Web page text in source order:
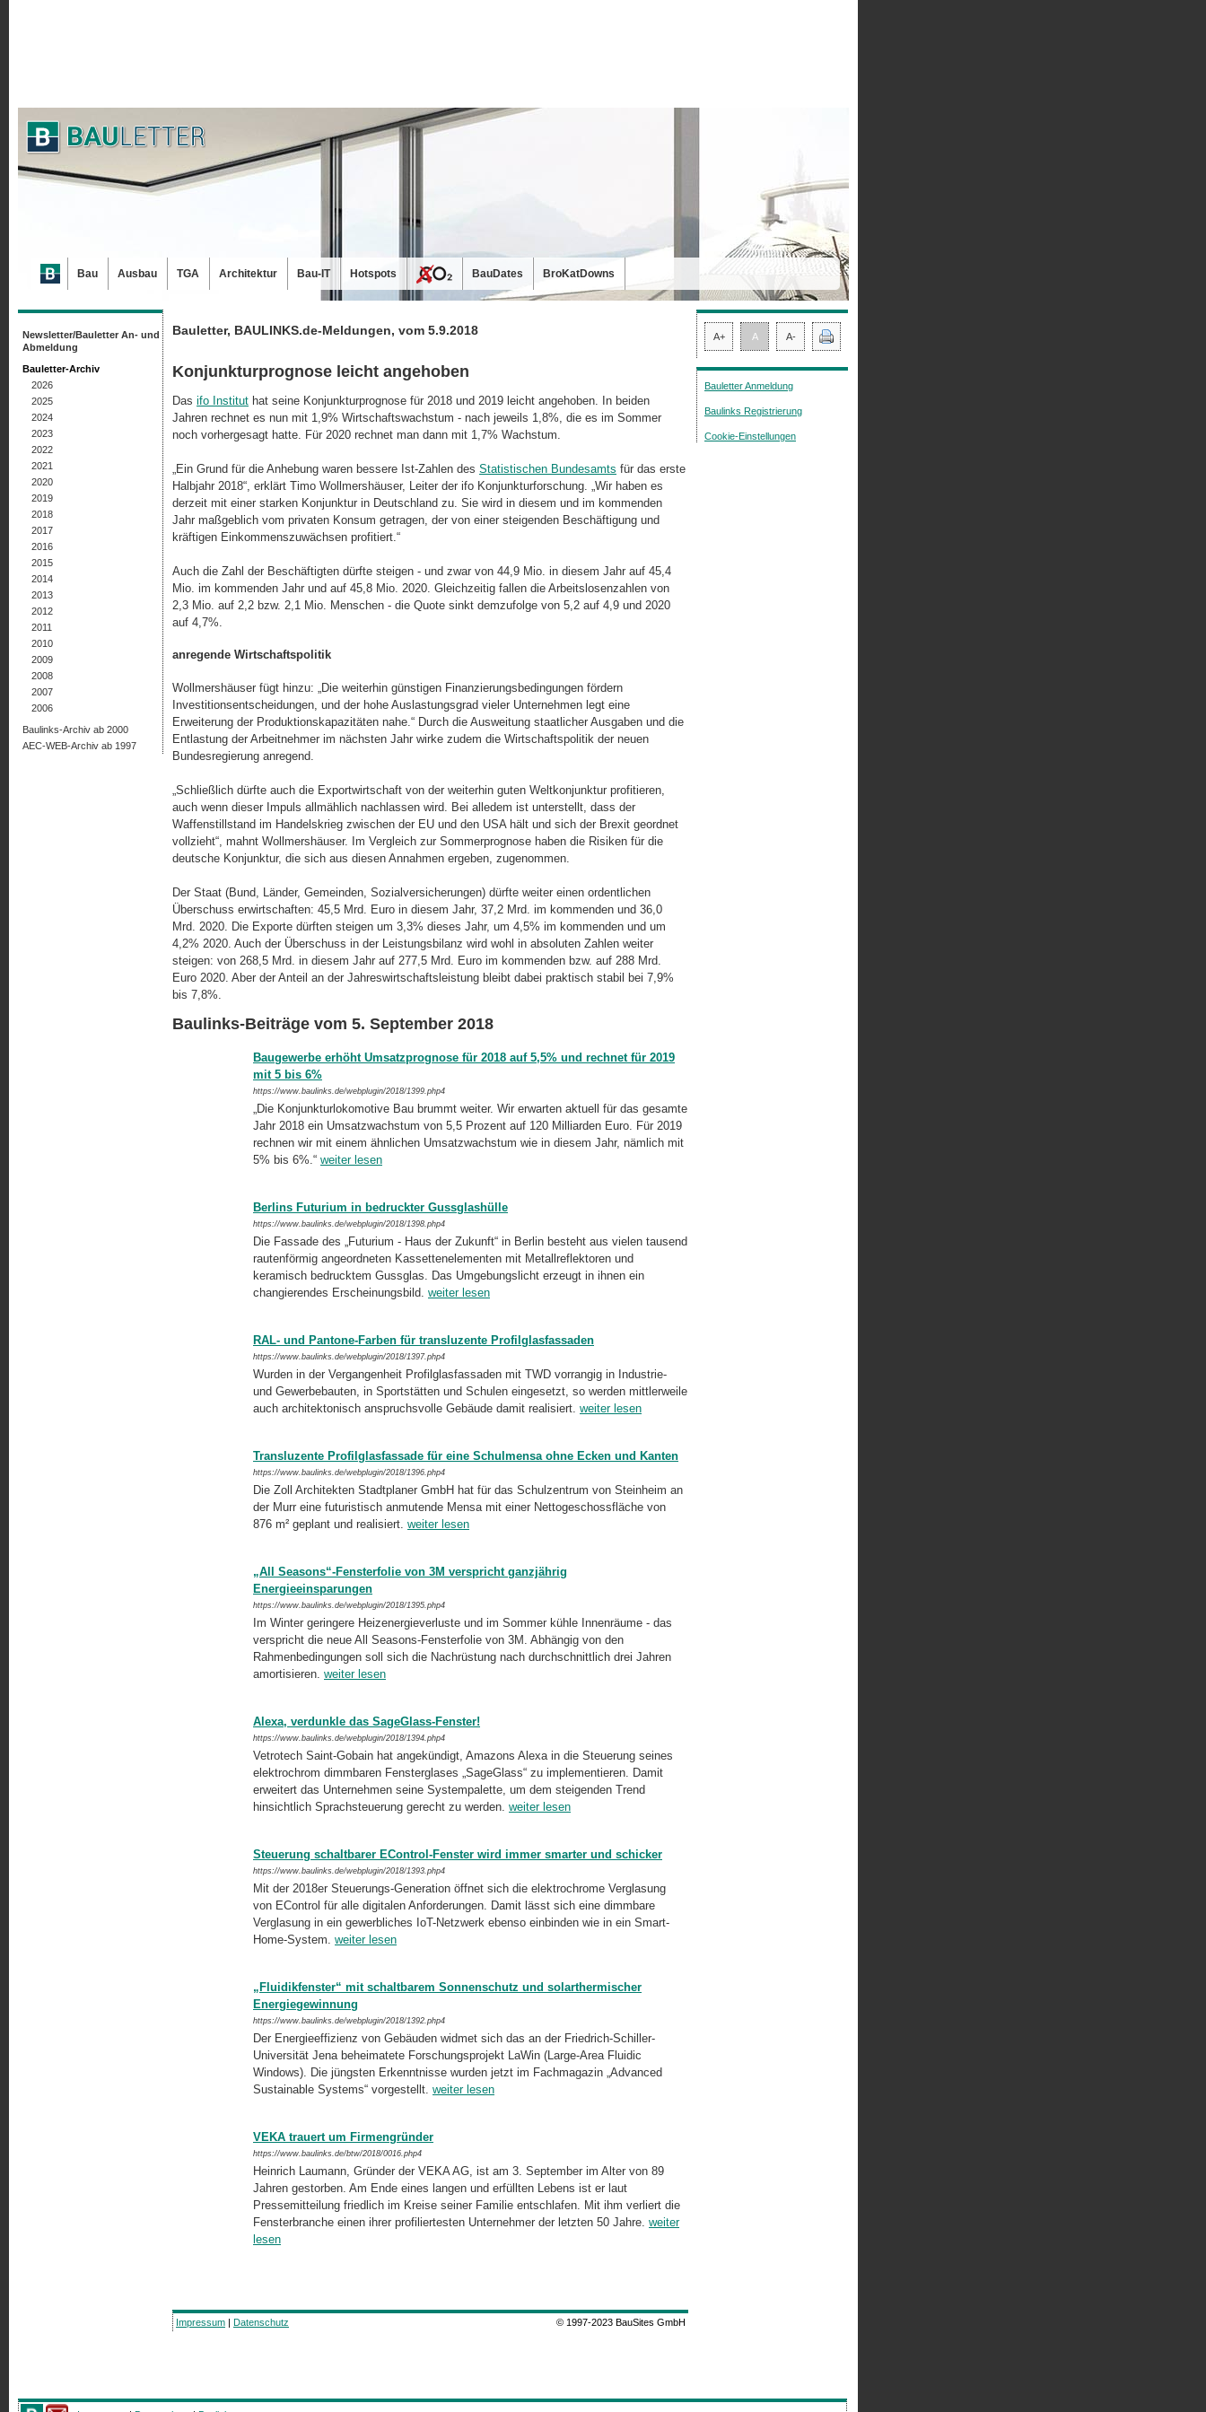
Bauletter, BAULINKS.de-Meldungen, vom 5.9.2018
Konjunkturprognose leicht angehoben
Das ifo Institut hat seine Konjunkturprognose für 2018 und 2019 leicht angehoben. In beiden
Jahren rechnet es nun mit 1,9% Wirtschaftswachstum - nach jeweils 1,8%, die es im Sommer
noch vorhergesagt hatte. Für 2020 rechnet man dann mit 1,7% Wachs­tum.
„Ein Grund für die Anhebung waren bessere Ist-Zahlen des Statistischen Bundesamts für das erste
Halbjahr 2018“, erklärt Timo Wollmershäuser, Leiter der ifo Kon­junk­tur­for­schung. „Wir haben es
derzeit mit einer starken Konjunktur in Deutschland zu. Sie wird in diesem und im kommenden
Jahr maßgeblich vom privaten Konsum getragen, der von einer steigenden Beschäftigung und
kräftigen Einkommenszuwächsen pro­fi­tiert.“
Auch die Zahl der Beschäftigten dürfte steigen - und zwar von 44,9 Mio. in diesem Jahr auf 45,4
Mio. im kommenden Jahr und auf 45,8 Mio. 2020. Gleichzeitig fallen die Arbeitslosenzahlen von
2,3 Mio. auf 2,2 bzw. 2,1 Mio. Menschen - die Quote sinkt demzufolge von 5,2 auf 4,9 und 2020
auf 4,7%.
anregende Wirtschaftspolitik
Wollmershäuser fügt hinzu: „Die weiterhin günstigen Finanzierungsbedingungen för­dern
Investitionsentscheidungen, und der hohe Auslastungsgrad vieler Unter­neh­men legt eine
Erweiterung der Produktionskapazitäten nahe.“ Durch die Ausweitung staat­li­cher Ausgaben und die
Entlastung der Arbeitnehmer im nächsten Jahr wirke zudem die Wirtschaftspolitik der neuen
Bundesregierung anregend.
„Schließlich dürfte auch die Exportwirtschaft von der weiterhin guten Weltkonjunktur profitieren,
auch wenn dieser Impuls allmählich nachlassen wird. Bei alledem ist unterstellt, dass der
Waffenstillstand im Handelskrieg zwischen der EU und den USA hält und sich der Brexit geordnet
vollzieht“, mahnt Wollmershäuser. Im Vergleich zur Sommerprognose haben die Risiken für die
deutsche Konjunktur, die sich aus diesen Annahmen ergeben, zugenommen.
Der Staat (Bund, Länder, Gemeinden, Sozialversicherungen) dürfte weiter einen ordent­li­chen
Überschuss erwirtschaften: 45,5 Mrd. Euro in diesem Jahr, 37,2 Mrd. im kommenden und 36,0
Mrd. 2020. Die Exporte dürften steigen um 3,3% dieses Jahr, um 4,5% im kommenden und um
4,2% 2020. Auch der Überschuss in der Leis­tungs­bi­lanz wird wohl in absoluten Zahlen weiter
steigen: von 268,5 Mrd. in diesem Jahr auf 277,5 Mrd. Euro im kommenden bzw. auf 288 Mrd.
Euro 2020. Aber der Anteil an der Jahreswirtschaftsleistung bleibt dabei praktisch stabil bei 7,9%
bis 7,8%.
Baulinks-Beiträge vom 5. September 2018
Baugewerbe erhöht Umsatzprognose für 2018 auf 5,5% und rechnet für 2019
mit 5 bis 6%
https://www.baulinks.de/webplugin/2018/1399.php4
„Die Konjunkturlokomotive Bau brummt weiter. Wir erwarten aktuell für das gesamte
Jahr 2018 ein Umsatzwachstum von 5,5 Prozent auf 120 Mil­liar­den Euro. Für 2019
rechnen wir mit einem ähnlichen Um­satz­wachs­tum wie in diesem Jahr, nämlich mit
5% bis 6%.“ weiter lesen
Berlins Futurium in bedruckter Gussglashülle
https://www.baulinks.de/webplugin/2018/1398.php4
Die Fassade des „Futurium - Haus der Zukunft“ in Berlin besteht aus vielen tausend
rautenförmig angeordneten Kas­set­ten­ele­men­ten mit Metallreflektoren und
keramisch bedrucktem Gussglas. Das Um­ge­bungs­licht erzeugt in ihnen ein
changierendes Erscheinungsbild. weiter lesen
RAL- und Pantone-Farben für transluzente Profilglasfassaden
https://www.baulinks.de/webplugin/2018/1397.php4
Wurden in der Vergangenheit Profilglasfassaden mit TWD vorrangig in Industrie-
und Gewerbebauten, in Sportstätten und Schulen eingesetzt, so werden mittlerweile
auch architektonisch anspruchsvolle Gebäude damit realisiert. weiter lesen
Transluzente Profilglasfassade für eine Schulmensa ohne Ecken und Kanten
https://www.baulinks.de/webplugin/2018/1396.php4
Die Zoll Architekten Stadtplaner GmbH hat für das Schulzentrum von Steinheim an
der Murr eine futuristisch anmutende Mensa mit einer Netto­ge­schoss­fläche von
876 m² geplant und realisiert. weiter lesen
„All Seasons“-Fensterfolie von 3M verspricht ganzjährig
Energieeinsparungen
https://www.baulinks.de/webplugin/2018/1395.php4
Im Winter geringere Heizenergieverluste und im Sommer kühle Innen­räu­me - das
verspricht die neue All Seasons-Fensterfolie von 3M. Ab­hän­gig von den
Rahmenbedingungen soll sich die Nachrüstung nach durch­schnitt­lich drei Jahren
amortisieren. weiter lesen
Alexa, verdunkle das SageGlass-Fenster!
https://www.baulinks.de/webplugin/2018/1394.php4
Vetrotech Saint-Gobain hat angekündigt, Amazons Alexa in die Steu­e­rung seines
elektrochrom dimmbaren Fensterglases „SageGlass“ zu imple­men­tie­ren. Damit
erweitert das Unternehmen seine Sys­tem­pa­lette, um dem steigenden Trend
hinsichtlich Sprachsteuerung gerecht zu werden. weiter lesen
Steuerung schaltbarer EControl-Fenster wird immer smarter und schicker
https://www.baulinks.de/webplugin/2018/1393.php4
Mit der 2018er Steuerungs-Generation öffnet sich die elektrochrome Ver­gla­sung
von EControl für alle digitalen Anforderungen. Damit lässt sich eine dimmbare
Verglasung in ein gewerbliches IoT-Netzwerk eben­so einbinden wie in ein Smart-
Home-System. weiter lesen
„Fluidikfenster“ mit schaltbarem Sonnenschutz und solarthermischer
Energiegewinnung
https://www.baulinks.de/webplugin/2018/1392.php4
Der Energieeffizienz von Gebäuden widmet sich das an der Friedrich-Schil­ler-
Universität Jena beheimatete Forschungsprojekt LaWin (Large-Area Fluidic
Windows). Die jüngsten Erkenntnisse wurden jetzt im Fach­ma­ga­zin „Advanced
Sustainable Systems“ vorgestellt. weiter lesen
VEKA trauert um Firmengründer
https://www.baulinks.de/btw/2018/0016.php4
Heinrich Laumann, Gründer der VEKA AG, ist am 3. September im Alter von 89
Jahren gestorben. Am Ende eines langen und erfüllten Lebens ist er laut
Pressemitteilung friedlich im Kreise seiner Familie ent­schla­fen. Mit ihm verliert die
Fensterbranche einen ihrer profiliertesten Unter­nehmer der letzten 50 Jahre. weiter
lesen
Newsletter/Bauletter An- und
Abmeldung
Bauletter-Archiv
2026
2025
2024
2023
2022
2021
2020
2019
2018
2017
2016
2015
2014
2013
2012
2011
2010
2009
2008
2007
2006
Baulinks-Archiv ab 2000
AEC-WEB-Archiv ab 1997
A+ A A-
Bauletter Anmeldung
Baulinks Registrierung
Cookie-Einstellungen
Impressum | Datenschutz © 1997-2023 BauSites GmbH
Bau Ausbau TGA Architektur Bau-IT Hotspots BauDates BroKatDowns